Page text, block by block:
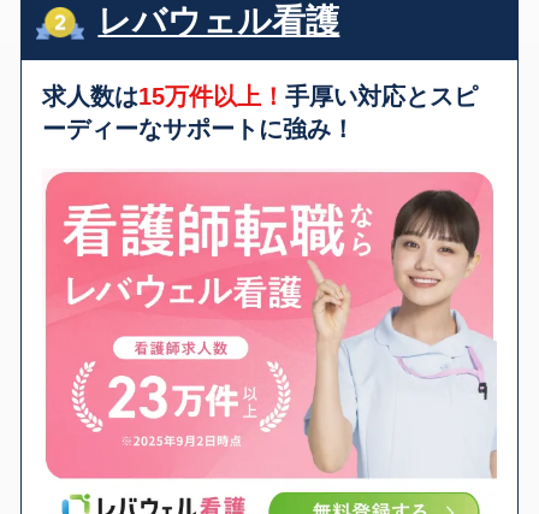
レバウェル看護
求人数は15万件以上！手厚い対応とスピ
ーディーなサポートに強み！